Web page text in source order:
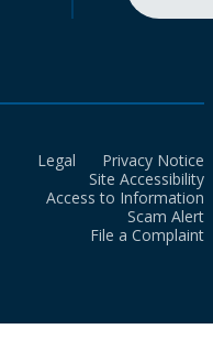
Legal
Privacy Notice
Site Accessibility
Access to Information
Scam Alert
File a Complaint